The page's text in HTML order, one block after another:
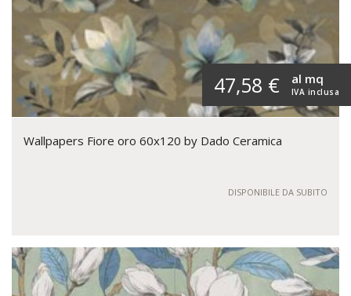
47,58 € IVA inclusa
al mq
Wallpapers Fiore oro 60x120 by Dado Ceramica
DISPONIBILE DA SUBITO